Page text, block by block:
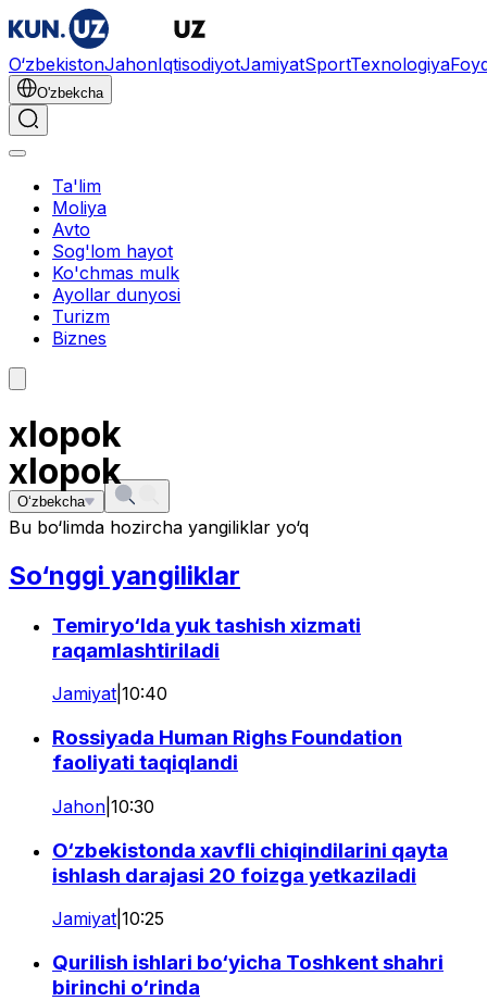
O‘zbekistonJahonIqtisodiyotJamiyatSportTexnologiya
O'zbekcha
Ta'lim
Moliya
Avto
Sog'lom hayot
Ko'chmas mulk
Ayollar dunyosi
Turizm
Biznes
xlopok
O‘zbekcha
xlopok
Bu bo‘limda hozircha yangiliklar yo‘q
So‘nggi yangiliklar
Temiryo‘lda yuk tashish xizmati
raqamlashtiriladi
Jamiyat 10:40
Rossiyada Human Righs Foundation
faoliyati taqiqlandi
Jahon 10:30
O‘zbekistonda xavfli chiqindilarini qayta
ishlash darajasi 20 foizga yetkaziladi
Jamiyat 10:25
Qurilish ishlari bo‘yicha Toshkent shahri
birinchi o‘rinda